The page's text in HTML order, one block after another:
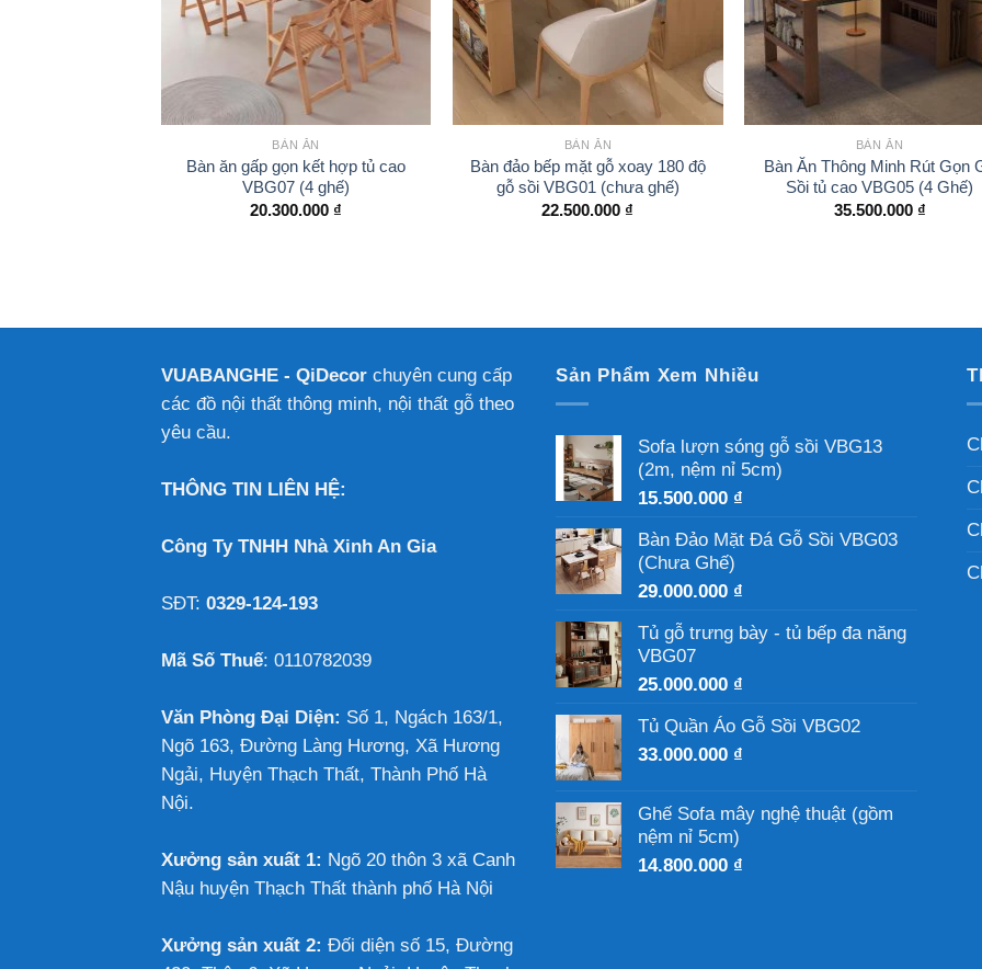
BÀN ĂN
Bàn ăn gấp gọn kết hợp tủ cao
VBG07 (4 ghế)
20.300.000 ₫
BÀN ĂN
Bàn đảo bếp mặt gỗ xoay 180 độ
gỗ sồi VBG01 (chưa ghế)
22.500.000 ₫
BÀN ĂN
Bàn Ăn Thông Minh Rút Gọn
Sồi tủ cao VBG05 (4 Ghế)
35.500.000 ₫
VUABANGHE - QiDecor chuyên cung cấp
các đồ nội thất thông minh, nội thất gỗ theo
yêu cầu.
THÔNG TIN LIÊN HỆ:
Công Ty TNHH Nhà Xinh An Gia
SĐT: 0329-124-193
Mã Số Thuế: 0110782039
Văn Phòng Đại Diện: Số 1, Ngách 163/1,
Ngõ 163, Đường Làng Hương, Xã Hương
Ngải, Huyện Thạch Thất, Thành Phố Hà
Nội.
Xưởng sản xuất 1: Ngõ 20 thôn 3 xã Canh
Nậu huyện Thạch Thất thành phố Hà Nội
Xưởng sản xuất 2: Đối diện số 15, Đường
Sản Phẩm Xem Nhiều
Sofa lượn sóng gỗ sồi VBG13
(2m, nệm nỉ 5cm)
15.500.000 ₫
Bàn Đảo Mặt Đá Gỗ Sồi VBG03
(Chưa Ghế)
29.000.000 ₫
Tủ gỗ trưng bày - tủ bếp đa năng
VBG07
25.000.000 ₫
Tủ Quần Áo Gỗ Sồi VBG02
33.000.000 ₫
Ghế Sofa mây nghệ thuật (gồm
nệm nỉ 5cm)
14.800.000 ₫